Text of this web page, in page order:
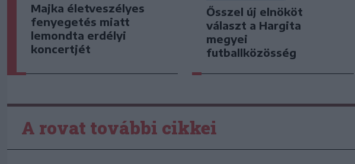
Majka életveszélyes
fenyegetés miatt
lemondta erdélyi
koncertjét
Ősszel új elnököt
választ a Hargita
megyei
futballközösség
A rovat további cikkei